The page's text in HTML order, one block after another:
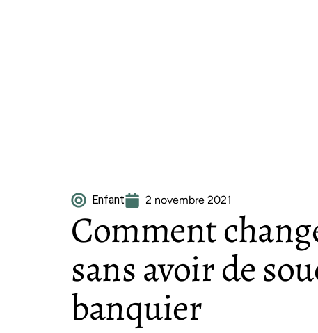
Enfant 2 novembre 2021
Comment
sans avoir de
banquier